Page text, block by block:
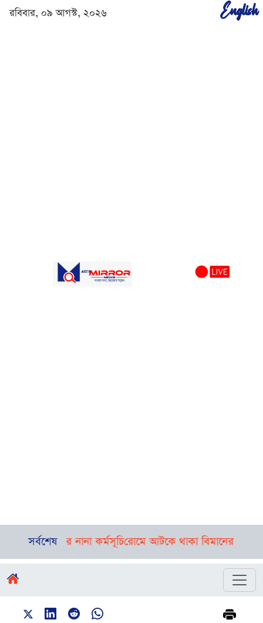
রবিবার, ০৯ আগস্ট, ২০২৬ English
সর্বশেষ
দিনভর নানা কর্মসূচিরোমে আটকে থাকা বিমানের ফ্লাইট ঢাকায়